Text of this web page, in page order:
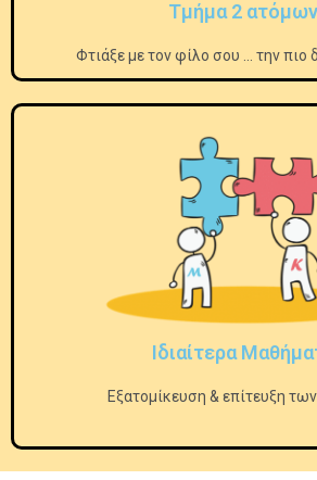
Τμήμα 2 ατόμων
Φτιάξε με τον φίλο σου ... την πιο
Ιδιαίτερα
Εξατομίκευση & επίτευξη